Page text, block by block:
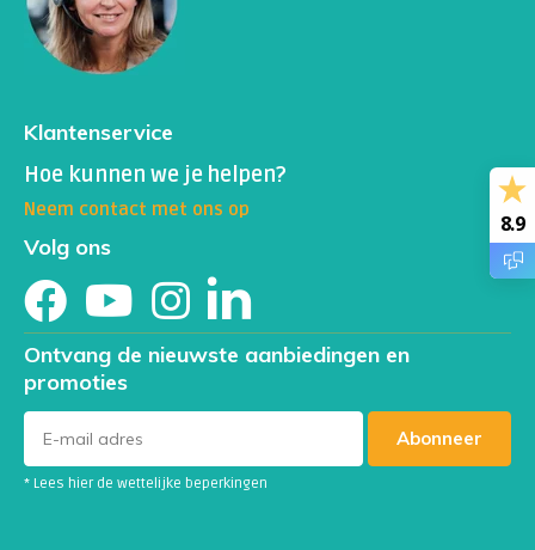
Klantenservice
Hoe kunnen we je helpen?
Neem contact met ons op
Volg ons
Ontvang de nieuwste aanbiedingen en
promoties
Abonneer
* Lees hier de wettelijke beperkingen
8.9